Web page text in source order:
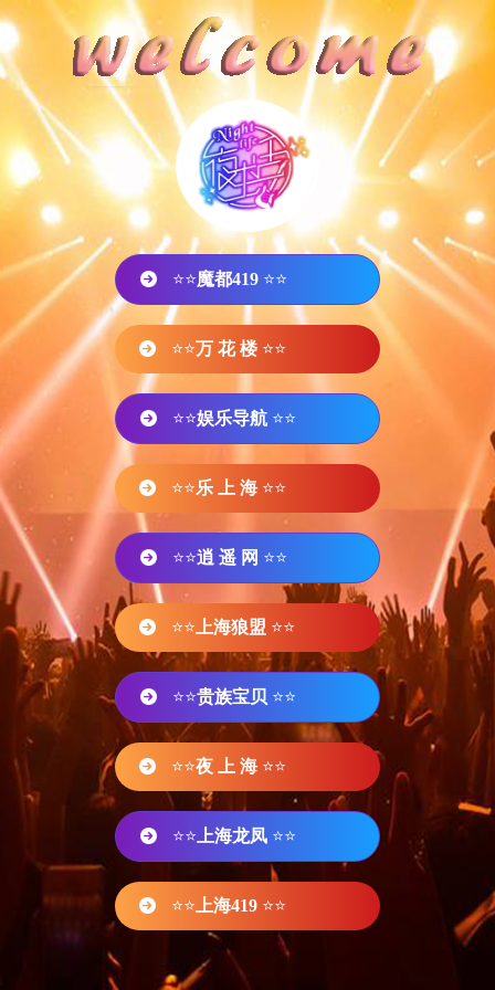
⭐⭐魔都419 ⭐⭐
⭐⭐万 花 楼 ⭐⭐
⭐⭐娱乐导航 ⭐⭐
⭐⭐乐 上 海 ⭐⭐
⭐⭐逍 遥 网 ⭐⭐
⭐⭐ 上海狼盟 ⭐⭐
⭐⭐贵族宝贝 ⭐⭐
⭐⭐夜 上 海 ⭐⭐
⭐⭐ 上海龙凤 ⭐⭐
⭐⭐ 上海419 ⭐⭐